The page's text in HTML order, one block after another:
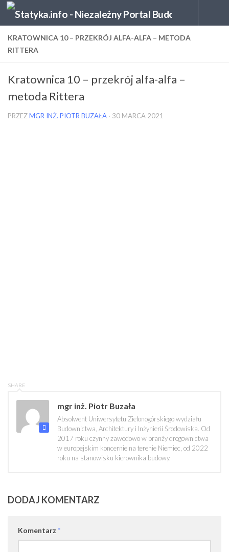
Skip to content
KRATOWNICA 10 – PRZEKRÓJ ALFA-ALFA – METODA
RITTERA
Kratownica 10 – przekrój alfa-alfa –
metoda Rittera
PRZEZMGR INŻ. PIOTR BUZAŁA · 30 MARCA 2021
SHARE
mgr inż. Piotr Buzała
Absolwent Uniwersytetu Zielonogórskiego wydziału
Budownictwa, Architektury i Inżynierii Środowiska. Od
2017 roku czynny zawodowo w branży drogownictwa
w europejskim koncernie na terenie Niemiec, od 2022
roku na stanowisku kierownika budowy.
DODAJ KOMENTARZ
Komentarz *